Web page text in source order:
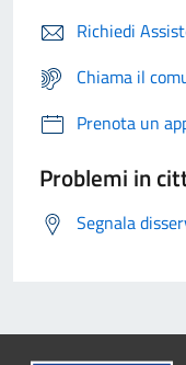
Richiedi
Chiama il
Prenota un
Problemi in
Segnala